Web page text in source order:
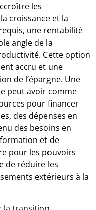
les
croissance et la
une rentabilité
angle de la
Cette option
accru et une
de l’épargne. Une
peut avoir comme
pour financer
des dépenses en
des besoins en
et de
pour les pouvoirs
de réduire les
extérieurs à la